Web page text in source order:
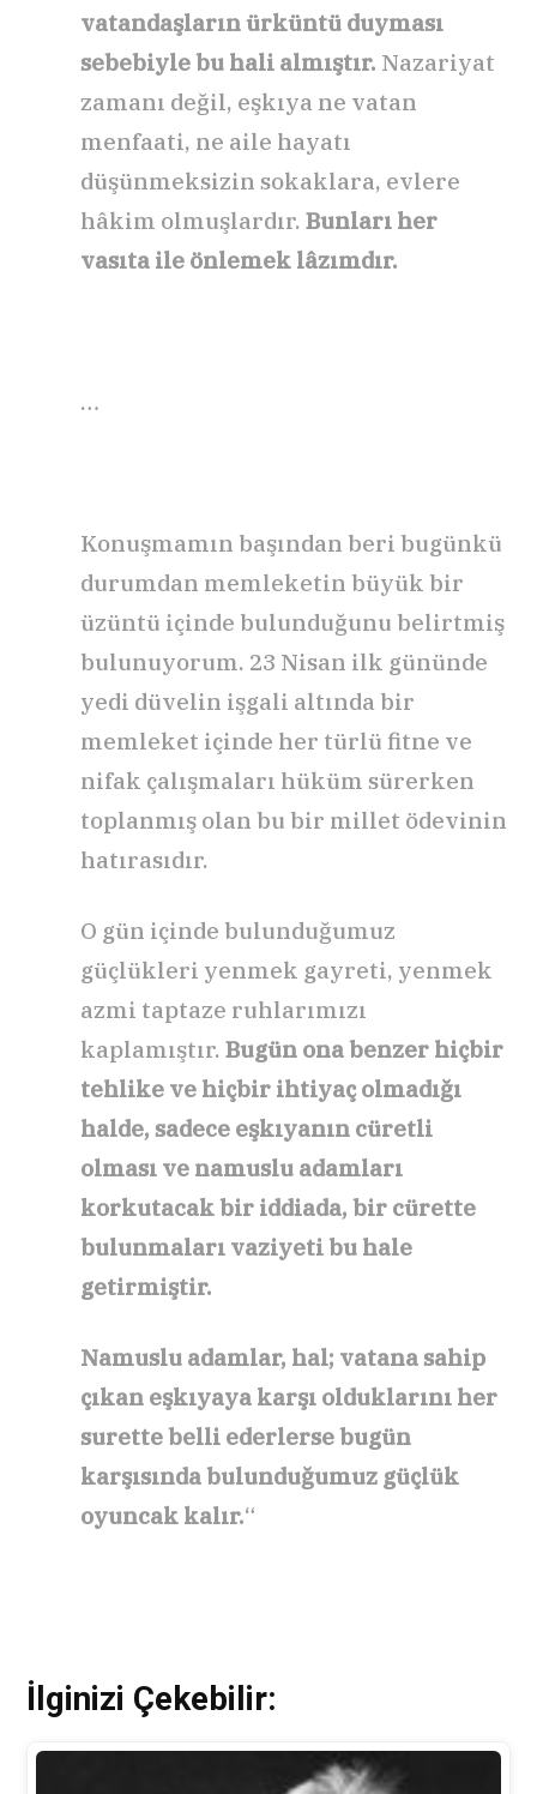
vatandaşların ürküntü duyması
sebebiyle bu hali almıştır. Nazariyat
zamanı değil, eşkıya ne vatan
menfaati, ne aile hayatı
düşünmeksizin sokaklara, evlere
hâkim olmuşlardır. Bunları her
vasıta ile önlemek lâzımdır.
…
Konuşmamın başından beri bugünkü
durumdan memleketin büyük bir
üzüntü içinde bulunduğunu belirtmiş
bulunuyorum. 23 Nisan ilk gününde
yedi düvelin işgali altında bir
memleket içinde her türlü fitne ve
nifak çalışmaları hüküm sürerken
toplanmış olan bu bir millet ödevinin
hatırasıdır.
O gün içinde bulunduğumuz
güçlükleri yenmek gayreti, yenmek
azmi taptaze ruhlarımızı
kaplamıştır. Bugün ona benzer hiçbir
tehlike ve hiçbir ihtiyaç olmadığı
halde, sadece eşkıyanın cüretli
olması ve namuslu adamları
korkutacak bir iddiada, bir cürette
bulunmaları vaziyeti bu hale
getirmiştir.
Namuslu adamlar, hal; vatana sahip
çıkan eşkıyaya karşı olduklarını her
surette belli ederlerse bugün
karşısında bulunduğumuz güçlük
oyuncak kalır.“
İlginizi Çekebilir: